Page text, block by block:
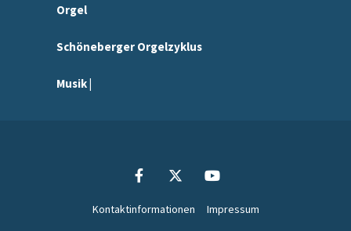
Orgel
Schöneberger Orgelzyklus
Musik |
Kontaktinformationen Impressum